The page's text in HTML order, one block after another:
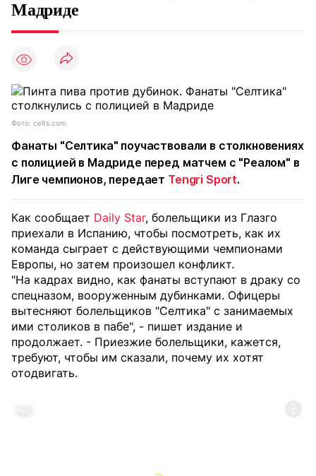
Мадриде
Фото: celts.com
Фанаты "Селтика" поучаствовали в столкновениях
с полицией в Мадриде перед матчем с "Реалом" в
Лиге чемпионов, передает Tengri Sport.
Как сообщает Daily Star, болельщики из Глазго
приехали в Испанию, чтобы посмотреть, как их
команда сыграет с действующими чемпионами
Европы, но затем произошел конфликт.
"На кадрах видно, как фанаты вступают в драку со
спецназом, вооруженным дубинками. Офицеры
вытесняют болельщиков "Селтика" с занимаемых
ими столиков в пабе", - пишет издание и
продолжает. - Приезжие болельщики, кажется,
требуют, чтобы им сказали, почему их хотят
отодвигать.